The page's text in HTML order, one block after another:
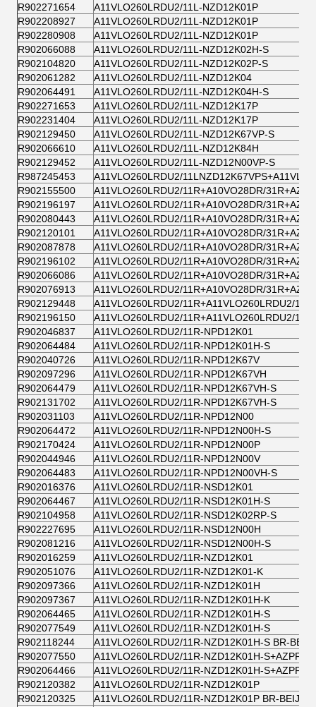
R902271654
A11VLO260LRDU2/11L-NZD12K01P
R902208927
A11VLO260LRDU2/11L-NZD12K01P
R902280908
A11VLO260LRDU2/11L-NZD12K01P
R902066088
A11VLO260LRDU2/11L-NZD12K02H-S
R902104820
A11VLO260LRDU2/11L-NZD12K02P-S
R902061282
A11VLO260LRDU2/11L-NZD12K04
R902064491
A11VLO260LRDU2/11L-NZD12K04H-S
R902271653
A11VLO260LRDU2/11L-NZD12K17P
R902231404
A11VLO260LRDU2/11L-NZD12K17P
R902129450
A11VLO260LRDU2/11L-NZD12K67VP-S
R902066610
A11VLO260LRDU2/11L-NZD12K84H
R902129452
A11VLO260LRDU2/11L-NZD12N00VP-S
R987245453
A11VLO260LRDU2/
R902155500
A11VLO260LRDU2/11R+A10VO28DR/31R+AZPF
R902196197
A11VLO260LRDU2/11R+A10VO28DR/31R+AZPF
R902080443
A11VLO260LRDU2/11R+A10VO28DR/
R902120101
A11VLO260LRDU2/11R+A10VO28DR/
R902087878
A11VLO260LRDU2/11R+A10VO28DR/
R902196102
A11VLO260LRDU2/11R+A10VO28DR/
R902066086
A11VLO260LRDU2/11R+A10VO28DR/
R902076913
A11VLO260LRDU2/11R+A10VO28DR/
R902129448
A11VLO260LRDU2/11R+A11VLO260LRDU2/11R
R902196150
A11VLO260LRDU2/11R+A11VLO260LRDU2/11R
R902046837
A11VLO260LRDU2/11R-NPD12K01
R902064484
A11VLO260LRDU2/11R-NPD12K01H-S
R902040726
A11VLO260LRDU2/11R-NPD12K67V
R902097296
A11VLO260LRDU2/11R-NPD12K67VH
R902064479
A11VLO260LRDU2/11R-NPD12K67VH-S
R902131702
A11VLO260LRDU2/11R-NPD12K67VH-S
R902031103
A11VLO260LRDU2/11R-NPD12N00
R902064472
A11VLO260LRDU2/11R-NPD12N00H-S
R902170424
A11VLO260LRDU2/11R-NPD12N00P
R902044946
A11VLO260LRDU2/11R-NPD12N00V
R902064483
A11VLO260LRDU2/11R-NPD12N00VH-S
R902016376
A11VLO260LRDU2/11R-NSD12K01
R902064467
A11VLO260LRDU2/11R-NSD12K01H-S
R902104958
A11VLO260LRDU2/11R-NSD12K02RP-S
R902227695
A11VLO260LRDU2/11R-NSD12N00H
R902081216
A11VLO260LRDU2/11R-NSD12N00H-S
R902016259
A11VLO260LRDU2/11R-NZD12K01
R902051076
A11VLO260LRDU2/11R-NZD12K01-K
R902097366
A11VLO260LRDU2/11R-NZD12K01H
R902097367
A11VLO260LRDU2/11R-NZD12K01H-K
R902064465
A11VLO260LRDU2/11R-NZD12K01H-S
R902077549
A11VLO260LRDU2/11R-NZD12K01H-S
R902118244
A11VLO260LRDU2/11R-NZD12K01H-S BR-BEIJ-
R902077550
A11VLO260LRDU2/11R-NZD12K01H-S+AZPF-11
R902064466
A11VLO260LRDU2/11R-NZD12K01H-S+AZPF-11
R902120382
A11VLO260LRDU2/11R-NZD12K01P
R902120325
A11VLO260LRDU2/11R-NZD12K01P BR-BEIJ-1